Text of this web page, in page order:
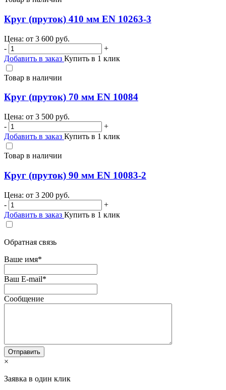
Круг (пруток) 410 мм EN 10263-3
Цена: от 3 600 руб.
-
+
Добавить в заказ Купить в 1 клик
Товар в наличии
Круг (пруток) 70 мм EN 10084
Цена: от 3 500 руб.
-
+
Добавить в заказ Купить в 1 клик
Товар в наличии
Круг (пруток) 90 мм EN 10083-2
Цена: от 3 200 руб.
-
+
Добавить в заказ Купить в 1 клик
Обратная связь
Ваше имя*
Ваш E-mail*
Сообщение
×
Заявка в один клик